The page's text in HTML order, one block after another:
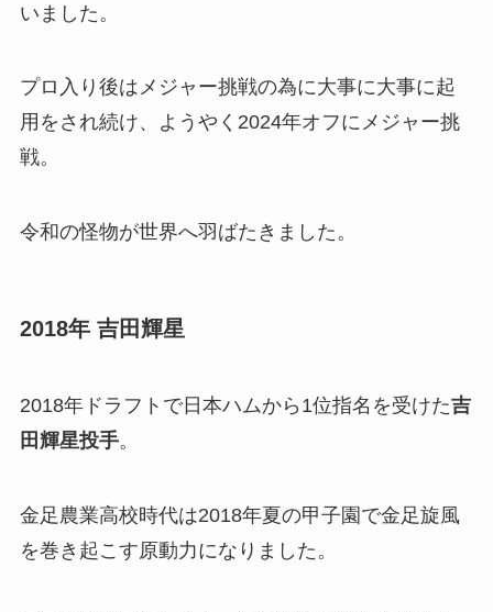
いました。
プロ入り後はメジャー挑戦の為に大事に大事に起
用をされ続け、ようやく2024年オフにメジャー挑
戦。
令和の怪物が世界へ羽ばたきました。
2018年 吉田輝星
2018年ドラフトで日本ハムから1位指名を受けた吉
田輝星投手。
金足農業高校時代は2018年夏の甲子園で金足旋風
を巻き起こす原動力になりました。